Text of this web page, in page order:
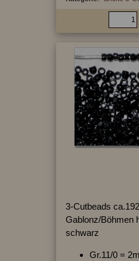
3-Cutbeads
Gablonz/Böhmen
schwarz
Gr.11/0 =